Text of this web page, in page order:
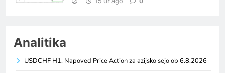
Analitika
USDCHF H1: Napoved Price Action za azijsko sejo ob 6.8.2026